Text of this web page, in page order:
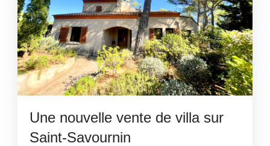
Une nouvelle vente de villa sur
Saint-Savournin